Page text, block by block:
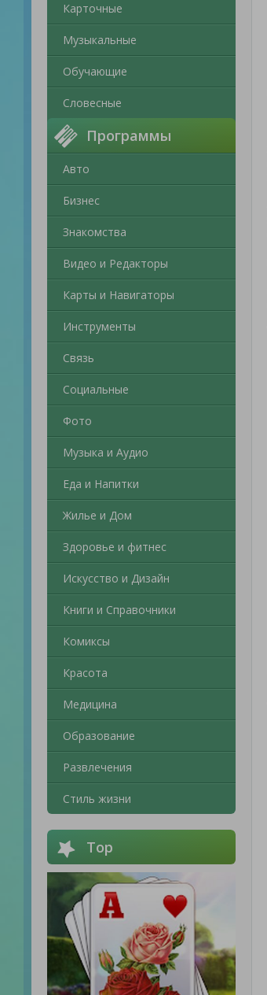
Карточные
Музыкальные
Обучающие
Словесные
Программы
Авто
Бизнес
Знакомства
Видео и Редакторы
Карты и Навигаторы
Инструменты
Связь
Социальные
Фото
Музыка и Аудио
Еда и Напитки
Жилье и Дом
Здоровье и фитнес
Искусство и Дизайн
Книги и Справочники
Комиксы
Красота
Медицина
Образование
Развлечения
Стиль жизни
Top